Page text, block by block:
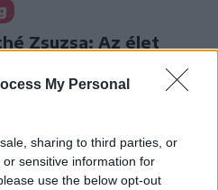
My Personal
sharing to third parties, or
sensitive information for
use the below opt-out
Zsuzsa: Az élet
végeztem el az